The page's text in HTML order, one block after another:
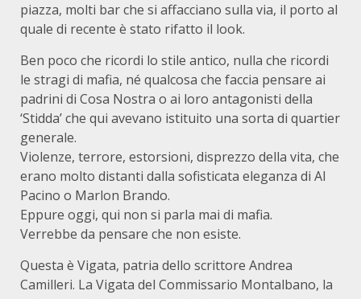
piazza, molti bar che si affacciano sulla via, il porto al
quale di recente è stato rifatto il look.
Ben poco che ricordi lo stile antico, nulla che ricordi
le stragi di mafia, né qualcosa che faccia pensare ai
padrini di Cosa Nostra o ai loro antagonisti della
‘Stidda’ che qui avevano istituito una sorta di quartier
generale.
Violenze, terrore, estorsioni, disprezzo della vita, che
erano molto distanti dalla sofisticata eleganza di Al
Pacino o Marlon Brando.
Eppure oggi, qui non si parla mai di mafia.
Verrebbe da pensare che non esiste.
Questa è Vigata, patria dello scrittore Andrea
Camilleri. La Vigata del Commissario Montalbano, la